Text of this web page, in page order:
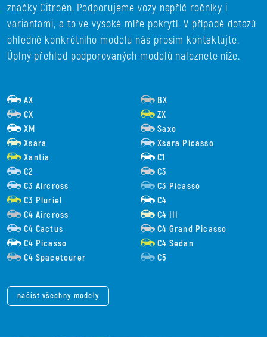
značky Citroën. Podporujeme vozy napříč ročníky i
variantami, a to ve vysoké míře pokrytí. V případě dotazů
ohledně konkrétního modelu nás prosím kontaktujte.
Úplný přehled podporovaných modelů naleznete níže.
AX
BX
CX
ZX
XM
Saxo
Xsara
Xsara Picasso
Xantia
C1
C2
C3
C3 Aircross
C3 Picasso
C3 Pluriel
C4
C4 Aircross
C4 III
C4 Cactus
C4 Grand Picasso
C4 Picasso
C4 Sedan
C4 Spacetourer
C5
načíst všechny modely